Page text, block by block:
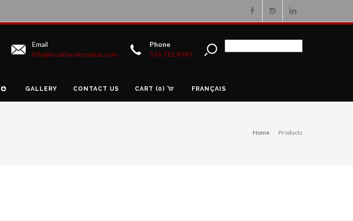
Email
info@locationdecoplus.com
Phone
514.715.4545
GALLERY CONTACT US CART (0) FRANÇAIS
Home Products